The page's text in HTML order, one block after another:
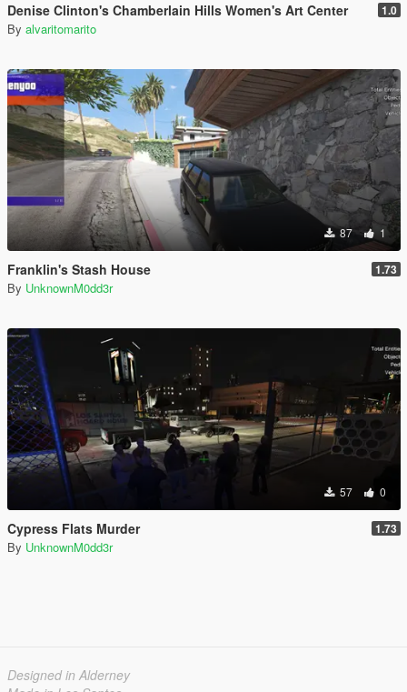
Denise Clinton's Chamberlain Hills Women's Art Center 1.0
By alvaritomarito
87 1
Franklin's Stash House 1.73
By UnknownM0dd3r
57 0
Cypress Flats Murder 1.73
By UnknownM0dd3r
Designed in Alderney